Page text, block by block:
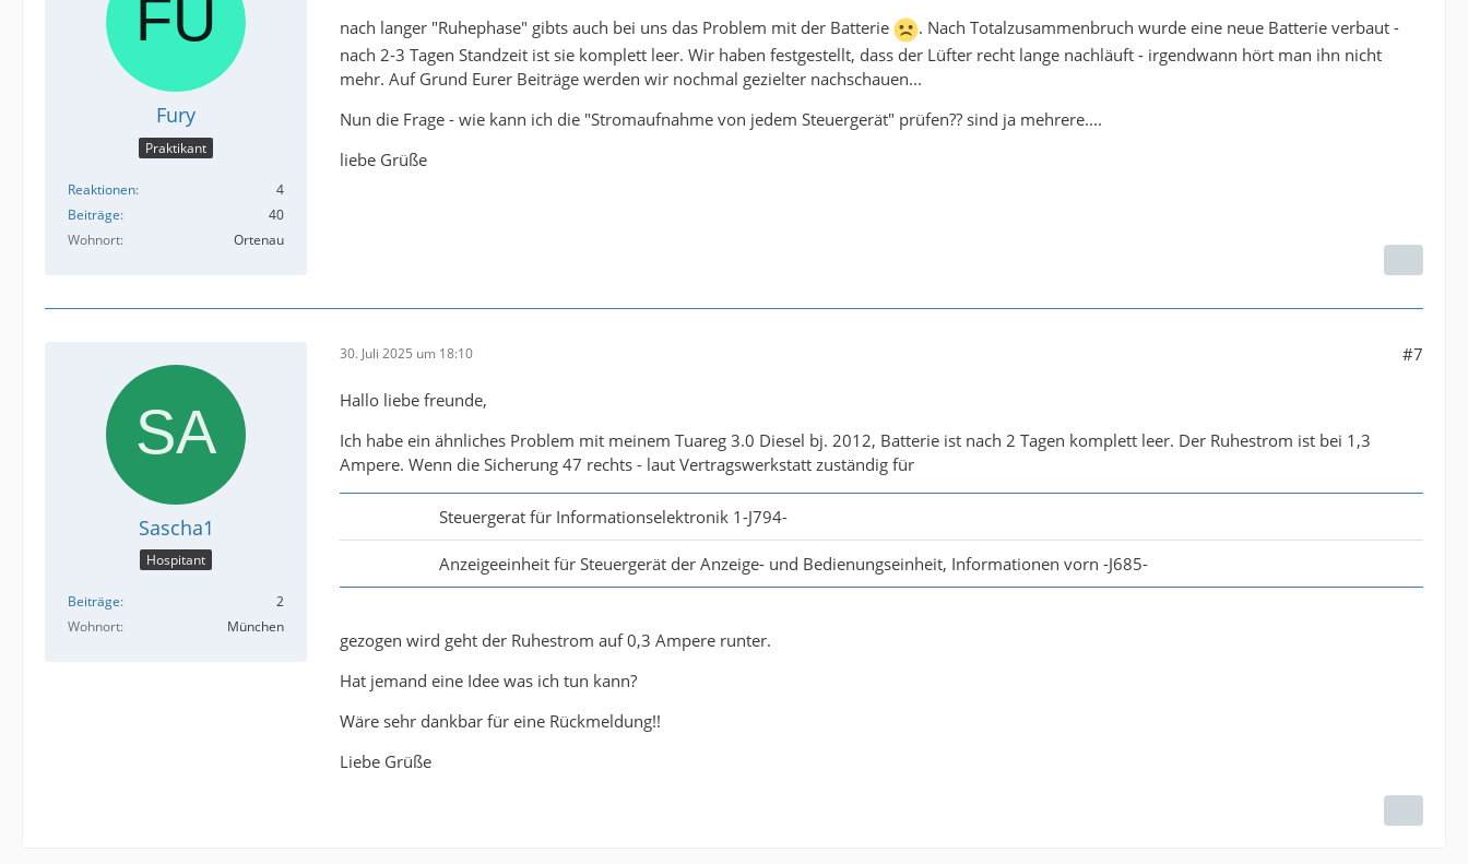
Fury
Praktikant
Reaktionen
4
Beiträge
40
Wohnort
Ortenau
nach langer "Ruhephase" gibts auch bei uns das Problem mit der Batterie
. Nach Totalzusammenbruch wurde eine neue Batterie verbaut -
nach 2-3 Tagen Standzeit ist sie komplett leer. Wir haben festgestellt, dass der Lüfter recht lange nachläuft - irgendwann hört man ihn nicht
mehr. Auf Grund Eurer Beiträge werden wir nochmal gezielter nachschauen...
Nun die Frage - wie kann ich die "Stromaufnahme von jedem Steuergerät" prüfen?? sind ja mehrere....
liebe Grüße
Sascha1
Hospitant
Beiträge
2
Wohnort
München
30. Juli 2025 um 18:10 #7
Hallo liebe freunde,
Ich habe ein ähnliches Problem mit meinem Tuareg 3.0 Diesel bj. 2012, Batterie ist nach 2 Tagen komplett leer. Der Ruhestrom ist bei 1,3
Ampere. Wenn die Sicherung 47 rechts - laut Vertragswerkstatt zuständig für
Steuergerat für Informationselektronik 1-J794-
Anzeigeeinheit für Steuergerät der Anzeige- und Bedienungseinheit, Informationen vorn -J685-
gezogen wird geht der Ruhestrom auf 0,3 Ampere runter.
Hat jemand eine Idee was ich tun kann?
Wäre sehr dankbar für eine Rückmeldung!!
Liebe Grüße